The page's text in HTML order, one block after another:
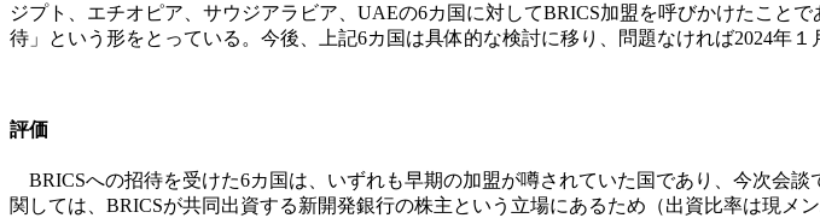
ジプト、エチオピア、サウジアラビア、UAEの6カ国に対してBRICS加盟を呼びかけたこと
待」という形をとっている。今後、上記6カ国は具体的な検討に移り、問題なければ2024年１
評価
BRICSへの招待を受けた6カ国は、いずれも早期の加盟が噂されていた国であり、今次会
関しては、BRICSが共同出資する新開発銀行の株主という立場にあるため（出資比率は現